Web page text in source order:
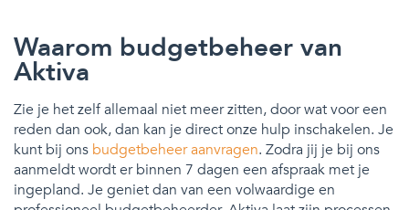
Waarom budgetbeheer van
Aktiva
Zie je het zelf allemaal niet meer zitten, door wat voor een
reden dan ook, dan kan je direct onze hulp inschakelen. Je
kunt bij ons budgetbeheer aanvragen. Zodra jij je bij ons
aanmeldt wordt er binnen 7 dagen een afspraak met je
ingepland. Je geniet dan van een volwaardige en